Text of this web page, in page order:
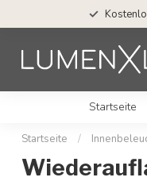
Startseite
Startseite /